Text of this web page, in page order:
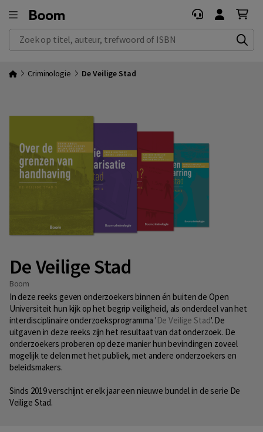
Zoek op titel, auteur, trefwoord of ISBN
Criminologie De Veilige Stad
De Veilige Stad
Boom
In deze reeks geven onderzoekers binnen én buiten de Open
Universiteit hun kijk op het begrip veiligheid, als onderdeel van het
interdisciplinaire onderzoeksprogramma 'De Veilige Stad'. De
uitgaven in deze reeks zijn het resultaat van dat onderzoek. De
onderzoekers proberen op deze manier hun bevindingen zoveel
mogelijk te delen met het publiek, met andere onderzoekers en
beleidsmakers.
Sinds 2019 verschijnt er elk jaar een nieuwe bundel in de serie De
Veilige Stad.